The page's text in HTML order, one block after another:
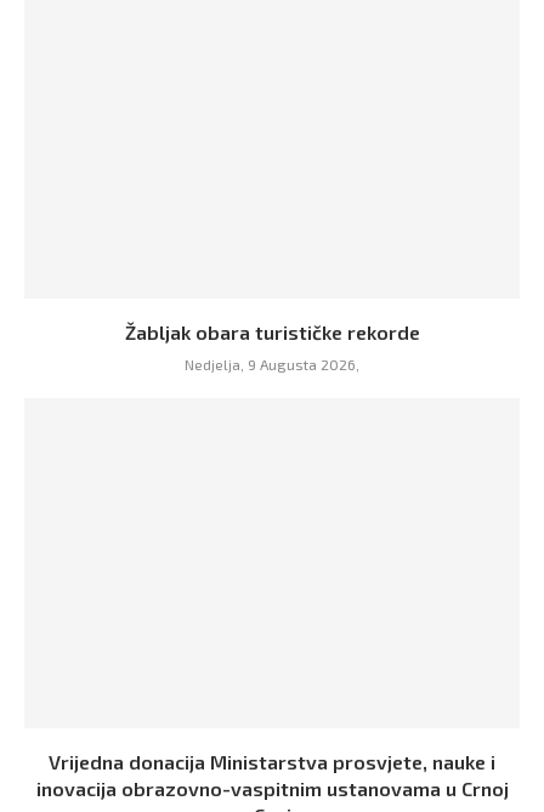
Žabljak obara turističke rekorde
Nedjelja, 9 Augusta 2026,
Vrijedna donacija Ministarstva prosvjete, nauke i
inovacija obrazovno-vaspitnim ustanovama u Crnoj